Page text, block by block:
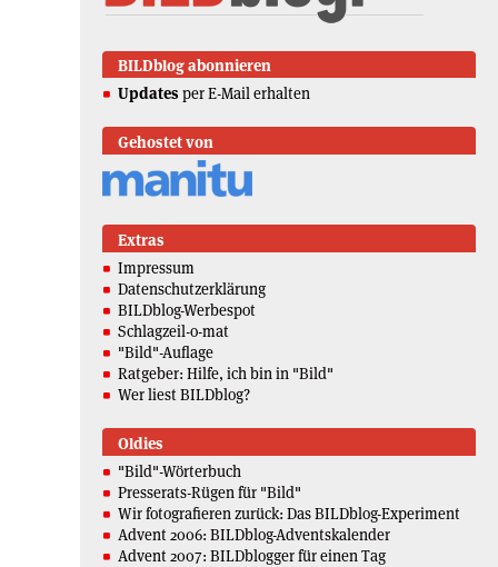
BILDblog abonnieren
Updates per E-Mail erhalten
Gehostet von
Extras
Impressum
Datenschutzerklärung
BILDblog-Werbespot
Schlagzeil-o-mat
"Bild"-Auflage
Ratgeber: Hilfe, ich bin in "Bild"
Wer liest BILDblog?
Oldies
"Bild"-Wörterbuch
Presserats-Rügen für "Bild"
Wir fotografieren zurück: Das BILDblog-Experiment
Advent 2006: BILDblog-Adventskalender
Advent 2007: BILDblogger für einen Tag